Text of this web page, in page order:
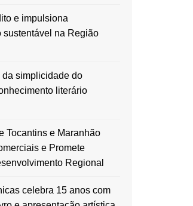
e impulsiona
sustentável na Região
simplicidade do
literário
Tocantins e Maranhão
e Promete
Regional
celebra 15 anos com